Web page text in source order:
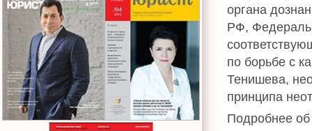
органа
РФ,
по борьбе с
Тенишева,
принципа
Подробнее